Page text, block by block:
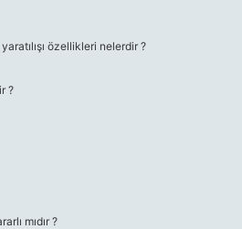
yaratılışı özellikleri nelerdir ?
?
mıdır ?